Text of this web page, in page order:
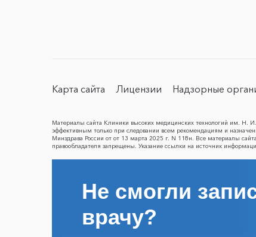
Карта сайта Лицензии Надзорные
Материалы сайта Клиники высоких медицинских технологий им. Н.
эффективным только при следовании всем рекомендациям и
Минздрава России от от 13 марта 2025 г. N 118н. Все материалы
правообладателя запрещены. Указание ссылки на источник
Не смогли
врачу?